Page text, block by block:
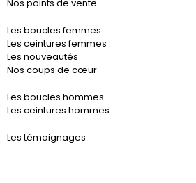
Nos points de vente
Les boucles femmes
Les ceintures femmes
Les nouveautés
Nos coups de cœur
Les boucles hommes
Les ceintures hommes
Les témoignages